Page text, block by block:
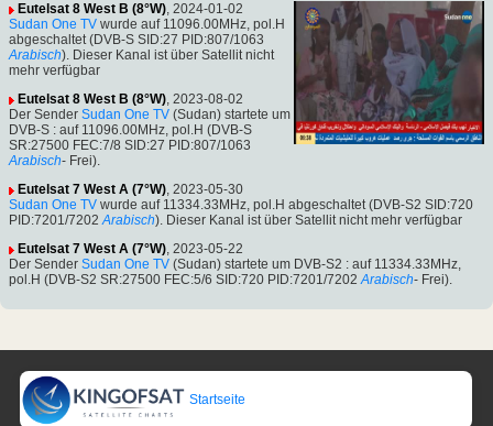
Eutelsat 8 West B (8°W), 2024-01-02
Sudan One TV wurde auf 11096.00MHz, pol.H
abgeschaltet (DVB-S SID:27 PID:807/1063
Arabisch). Dieser Kanal ist über Satellit nicht
mehr verfügbar
Eutelsat 8 West B (8°W), 2023-08-02
Der Sender Sudan One TV (Sudan) startete um
DVB-S : auf 11096.00MHz, pol.H (DVB-S
SR:27500 FEC:7/8 SID:27 PID:807/1063
Arabisch- Frei).
Eutelsat 7 West A (7°W), 2023-05-30
Sudan One TV wurde auf 11334.33MHz, pol.H abgeschaltet (DVB-S2 SID:720
PID:7201/7202 Arabisch). Dieser Kanal ist über Satellit nicht mehr verfügbar
Eutelsat 7 West A (7°W), 2023-05-22
Der Sender Sudan One TV (Sudan) startete um DVB-S2 : auf 11334.33MHz,
pol.H (DVB-S2 SR:27500 FEC:5/6 SID:720 PID:7201/7202 Arabisch- Frei).
Startseite